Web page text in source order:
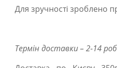
Для зручності зроблено
Термін доставки – 2-14